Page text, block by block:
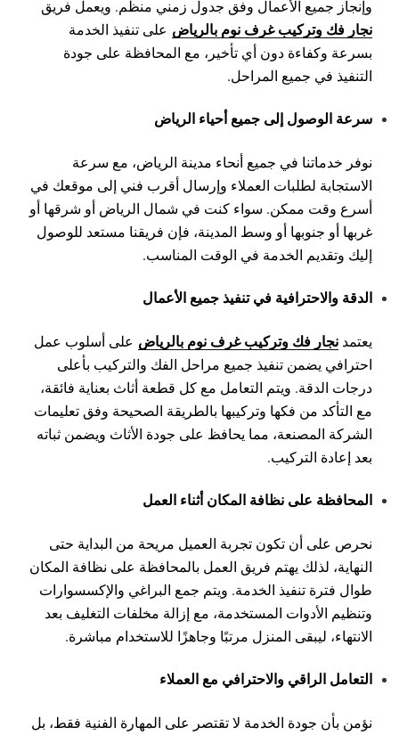
وإنجاز جميع الأعمال وفق جدول زمني منظم. ويعمل فريق
نجار فك وتركيب غرف نوم بالرياض على تنفيذ الخدمة
بسرعة وكفاءة دون أي تأخير، مع المحافظة على جودة
التنفيذ في جميع المراحل.
سرعة الوصول إلى جميع أحياء الرياض
نوفر خدماتنا في جميع أنحاء مدينة الرياض، مع سرعة
الاستجابة لطلبات العملاء وإرسال أقرب فني إلى موقعك في
أسرع وقت ممكن. سواء كنت في شمال الرياض أو شرقها أو
غربها أو جنوبها أو وسط المدينة، فإن فريقنا مستعد للوصول
إليك وتقديم الخدمة في الوقت المناسب.
الدقة والاحترافية في تنفيذ جميع الأعمال
يعتمد نجار فك وتركيب غرف نوم بالرياض على أسلوب عمل
احترافي يضمن تنفيذ جميع مراحل الفك والتركيب بأعلى
درجات الدقة. ويتم التعامل مع كل قطعة أثاث بعناية فائقة،
مع التأكد من فكها وتركيبها بالطريقة الصحيحة وفق تعليمات
الشركة المصنعة، مما يحافظ على جودة الأثاث ويضمن ثباته
بعد إعادة التركيب.
المحافظة على نظافة المكان أثناء العمل
نحرص على أن تكون تجربة العميل مريحة من البداية حتى
النهاية، لذلك يهتم فريق العمل بالمحافظة على نظافة المكان
طوال فترة تنفيذ الخدمة. ويتم جمع البراغي والإكسسوارات
وتنظيم الأدوات المستخدمة، مع إزالة مخلفات التغليف بعد
الانتهاء، ليبقى المنزل مرتبًا وجاهزًا للاستخدام مباشرة.
التعامل الراقي والاحترافي مع العملاء
نؤمن بأن جودة الخدمة لا تقتصر على المهارة الفنية فقط، بل